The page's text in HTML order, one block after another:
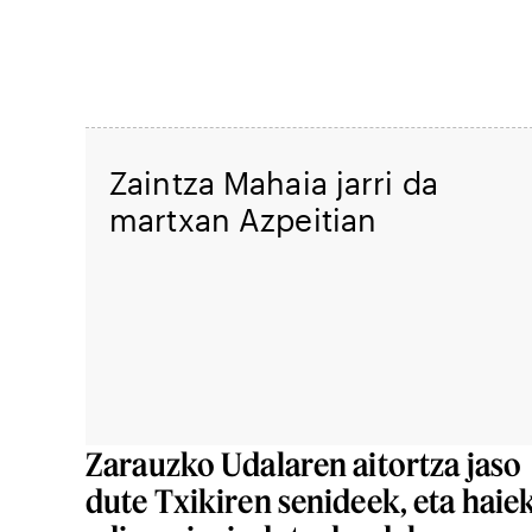
Zaintza Mahaia jarri da
martxan Azpeitian
Zarauzko Udalaren aitortza jaso
dute Txikiren senideek, eta